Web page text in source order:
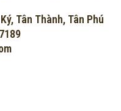
Tân Thành, Tân Phú